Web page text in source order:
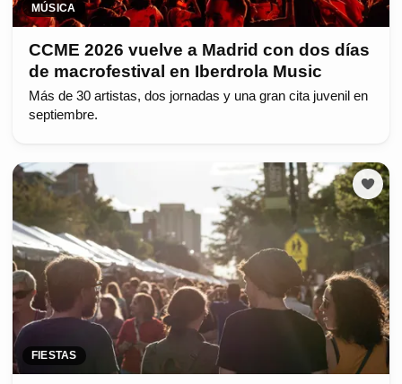
MÚSICA
CCME 2026 vuelve a Madrid con dos días
de macrofestival en Iberdrola Music
Más de 30 artistas, dos jornadas y una gran cita juvenil en
septiembre.
FIESTAS